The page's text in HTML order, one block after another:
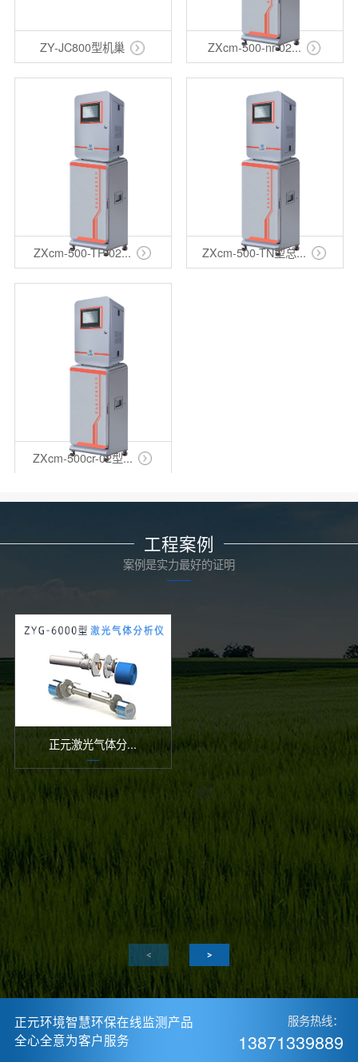
ZY-JC800型机巢 ZXcm-500-nr-02...
ZXcm-500-TP-02... ZXcm-500-TN型总...
ZXcm-500cr-02型...
工程案例
案例是实力最好的证明
正元激光气体分...
正元环境智慧环保在线监测产品
全心全意为客户服务
服务热线：
13871339889